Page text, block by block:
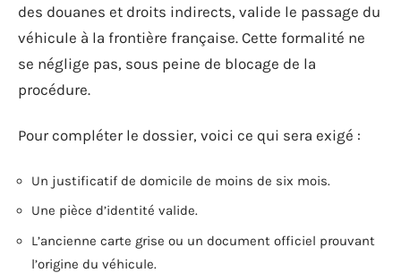
des douanes et droits indirects, valide le passage du
véhicule à la frontière française. Cette formalité ne
se néglige pas, sous peine de blocage de la
procédure.
Pour compléter le dossier, voici ce qui sera exigé :
Un justificatif de domicile de moins de six mois.
Une pièce d’identité valide.
L’ancienne carte grise ou un document officiel prouvant
l’origine du véhicule.